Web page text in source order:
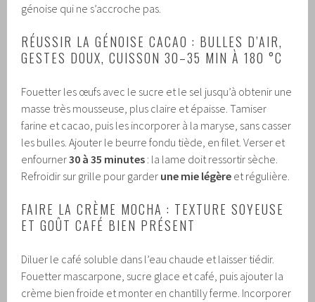
génoise qui ne s’accroche pas.
RÉUSSIR LA GÉNOISE CACAO : BULLES D’AIR,
GESTES DOUX, CUISSON 30–35 MIN À 180 °C
Fouetter les œufs avec le sucre et le sel jusqu’à obtenir une
masse très mousseuse, plus claire et épaisse. Tamiser
farine et cacao, puis les incorporer à la maryse, sans casser
les bulles. Ajouter le beurre fondu tiède, en filet. Verser et
enfourner30 à 35 minutes : la lame doit ressortir sèche.
Refroidir sur grille pour garder une mie légère et régulière.
FAIRE LA CRÈME MOCHA : TEXTURE SOYEUSE
ET GOÛT CAFÉ BIEN PRÉSENT
Diluer le café soluble dans l’eau chaude et laisser tiédir.
Fouetter mascarpone, sucre glace et café, puis ajouter la
crème bien froide et monter en chantilly ferme. Incorporer